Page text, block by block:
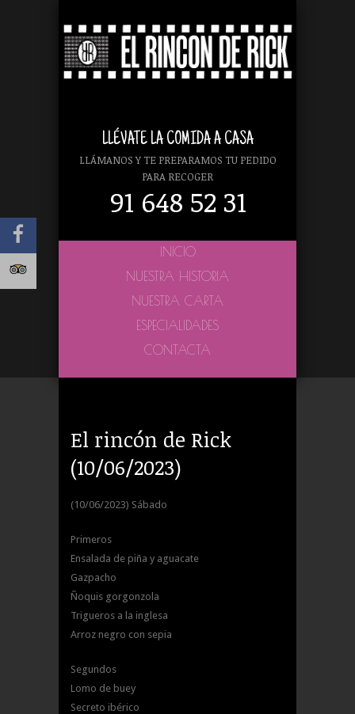
LLÉVATE LA COMIDA A CASA
LLÁMANOS Y TE PREPARAMOS TU PEDIDO
PARA RECOGER
91 648 52 31
INICIO
NUESTRA HISTORIA
NUESTRA CARTA
ESPECIALIDADES
CONTACTA
El rincón de Rick
(10/06/2023)
(10/06/2023) Sábado
Primeros
Ensalada de piña y aguacate
Gazpacho
Ñoquis gorgonzola
Trigueros a la inglesa
Arroz negro con sepia
Segundos
Lomo de buey
Secreto ibérico